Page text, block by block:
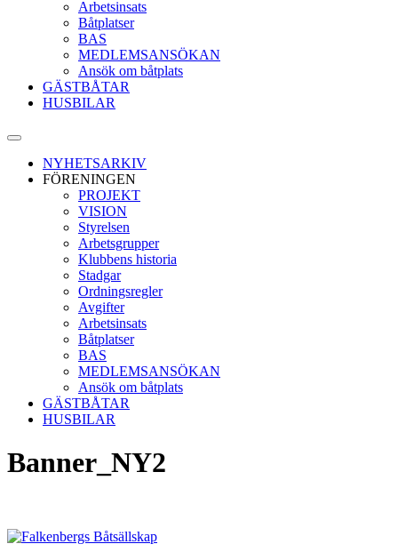
Arbetsinsats
Båtplatser
BAS
MEDLEMSANSÖKAN
Ansök om båtplats
GÄSTBÅTAR
HUSBILAR
NYHETSARKIV
FÖRENINGEN
PROJEKT
VISION
Styrelsen
Arbetsgrupper
Klubbens historia
Stadgar
Ordningsregler
Avgifter
Arbetsinsats
Båtplatser
BAS
MEDLEMSANSÖKAN
Ansök om båtplats
GÄSTBÅTAR
HUSBILAR
Banner_NY2